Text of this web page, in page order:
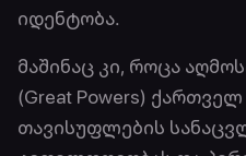
იდენტობა.
მაშინაც კი, როცა
(Great Powers)
თავისუფლების